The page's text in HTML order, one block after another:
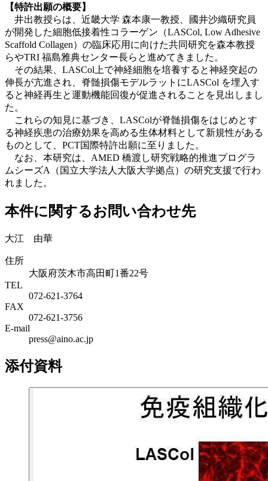
【特許出願の概要】
井出教授らは、近畿大学 森本康一教授、國井沙織研究員
が開発した細胞低接着性コラーゲン（LASCol, Low Adhesive
Scaffold Collagen）の臨床応用に向けた共同研究を森本教授
らやTRI 福島雅典センター長らと進めてきました。
その結果、LASCol上で神経細胞を培養すると神経突起の
伸長が亢進され、脊髄損傷モデルラットにLASCol を埋入す
ると神経再生と運動機能回復が促進されることを見出しまし
た。
これらの知見に基づき、LASColが脊髄損傷をはじめとす
る神経疾患の治療効果を高める生体材料として新規性がある
ものとして、PCT国際特許出願に至りました。
なお、本研究は、AMED 橋渡し研究戦略的推進プログラ
ムシーズA（国立大学法人大阪大学拠点）の研究支援で行わ
れました。
本件に関するお問い合わせ先
大江 由華
住所
大阪府茨木市高田町1番22号
TEL
072-621-3764
FAX
072-621-3756
E-mail
press@aino.ac.jp
添付資料